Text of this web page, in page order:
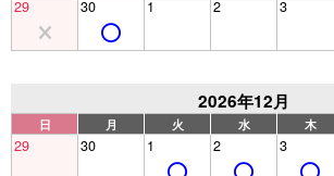
29 30 1 2 3
2026年12月
日 月 火 水 木
29 30 1 2 3